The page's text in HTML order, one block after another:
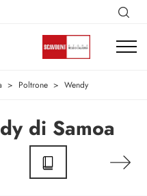
> Poltrone > Wendy
di Samoa